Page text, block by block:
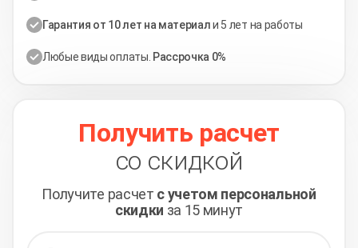
Гарантия от 10 лет на материали 5 лет на работы
Любые виды оплаты. Рассрочка 0%
Получить расчет
со скидкой
Получите расчет с учетом персональной
скидки за 15 минут